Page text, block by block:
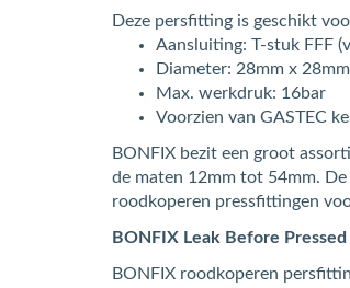
Deze persfitting is geschikt
Aansluiting: T-stuk FFF
Diameter: 28mm x
Max. werkdruk: 16bar
Voorzien van GASTEC
BONFIX bezit een groot
de maten 12mm tot 54mm.
roodkoperen pressfittingen
BONFIX Leak Before
BONFIX roodkoperen